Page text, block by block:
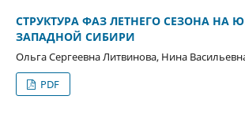
СТРУКТУРА ФАЗ ЛЕТНЕГО СЕЗОНА НА
ЗАПАДНОЙ СИБИРИ
Ольга Сергеевна Литвинова, Нина
PDF